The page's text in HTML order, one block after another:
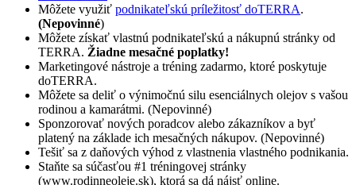
Môžete využiť podnikateľskú príležitosť doTERRA.
(Nepovinné)
Môžete získať vlastnú podnikateľskú a nákupnú stránky od
TERRA. Žiadne mesačné poplatky!
Marketingové nástroje a tréning zadarmo, ktoré poskytuje
doTERRA.
Môžete sa deliť o výnimočnú silu esenciálnych olejov s vašou
rodinou a kamarátmi. (Nepovinné)
Sponzorovať nových poradcov alebo zákazníkov a byť
platený na základe ich mesačných nákupov. (Nepovinné)
Tešiť sa z daňových výhod z vlastnenia vlastného podnikania.
Staňte sa súčasťou #1 tréningovej stránky
(www.rodinneoleje.sk), ktorá sa dá nájsť online.